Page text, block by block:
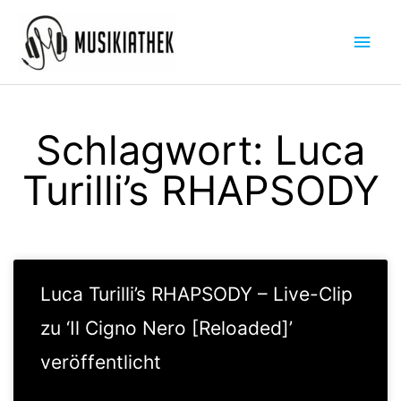
Inhalt
springen
Schlagwort: Luca
Turilli’s RHAPSODY
Luca Turilli’s RHAPSODY – Live-Clip
zu ‘Il Cigno Nero [Reloaded]’
veröffentlicht